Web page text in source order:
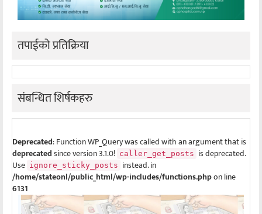
तपाईको प्रतिक्रिया
संबन्धित शिर्षकहरु
Deprecated: Function WP_Query was called with an argument that is
deprecatedsince version 3.1.0! caller_get_posts is deprecated.
Use ignore_sticky_posts instead. in
/home/stateonl/public_html/wp-includes/functions.phpon line
6131